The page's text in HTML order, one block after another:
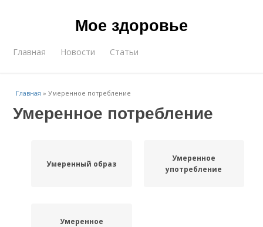
Мое здоровье
Главная Новости Статьи
Главная »Умеренное потребление
Умеренное потребление
Умеренный образ
Умеренное
употребление
Умеренное